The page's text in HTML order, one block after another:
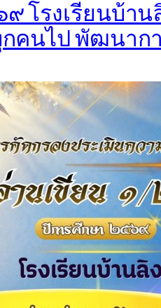
โรงเรียนบ้า
คนไป พัฒนาก